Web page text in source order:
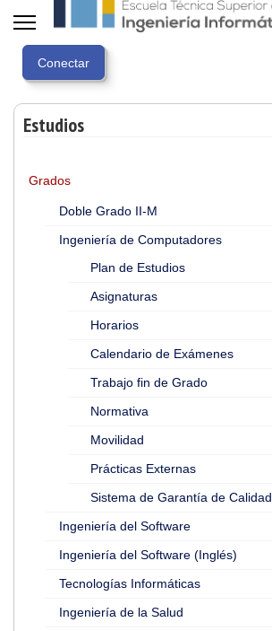
Estudios
Grados
Doble Grado II-M
Ingeniería de Computadores
Plan de Estudios
Asignaturas
Horarios
Calendario de Exámenes
Trabajo fin de Grado
Normativa
Movilidad
Prácticas Externas
Sistema de Garantía de Calidad
Ingeniería del Software
Ingeniería del Software (Inglés)
Tecnologías Informáticas
Ingeniería de la Salud